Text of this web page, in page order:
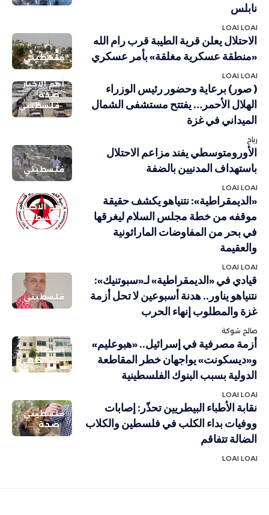
نابلس
LOAI LOAI
فلسطيني
الاحتلال يعلن قرية الطيبة قرب رام الله
«منطقة عسكرية مغلقة» بأمر عسكري
LOAI LOAI
أهم الاخبار
صحة
فلسطيني
( صور) برعاية وحضور رئيس الوزراء
الهلال الأحمر… يفتتح مستشفى الشمال
الميداني في غزة
رباح
فلسطيني
الأورومتوسطي يفند مزاعم الاحتلال
باستهداف المدنيين بالضفة
LOAI LOAI
أهم الاخبار
فلسطيني
«الديمقراطية»: نتنياهو يكشف حقيقة
موقفه من خطة مجلس السلام ليغرقها
في بحر من المفاوضات الماراثونية
والعقيمة
LOAI LOAI
فلسطيني
قيادي في «الديمقراطية» لـ«سبوتنيك»:
نتنياهو يناور.. هدنة أسبوعين لا تحل أزمة
غزة والمطلوب إنهاء الحرب
صالح شوكة
اقتصاد
فلسطيني
أزمة مصرفية في إسرائيل.. «هبوعليم»
و«ديسكونت» يواجهان خطر المقاطعة
الدولية بسبب البنوك الفلسطينية
LOAI LOAI
فلسطيني
صحة
نقابة الأطباء البيطريين تحذّر: إصابات
ووفيات بداء الكلب في فلسطين والكلاب
الضالة تتفاقم
LOAI LOAI